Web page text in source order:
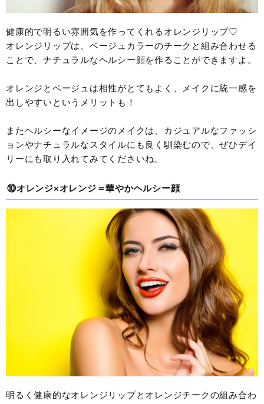
健康的で明るい雰囲気を作ってくれるオレンジリップ♡
オレンジリップは、ベージュカラーのチークと組み合わせる
ことで、ナチュラルなヘルシー顔を作ることができますよ。
オレンジとベージュは相性がとてもよく、メイクに統一感を
出しやすいというメリットも！
またヘルシーなイメージのメイクは、カジュアルなファッシ
ョンやナチュラルなスタイルにも良く馴染むので、ぜひデイ
リーにも取り入れてみてくださいね。
⑩オレンジ×オレンジ＝華やかヘルシー顔
明るく健康的なオレンジリップとオレンジチークの組み合わ